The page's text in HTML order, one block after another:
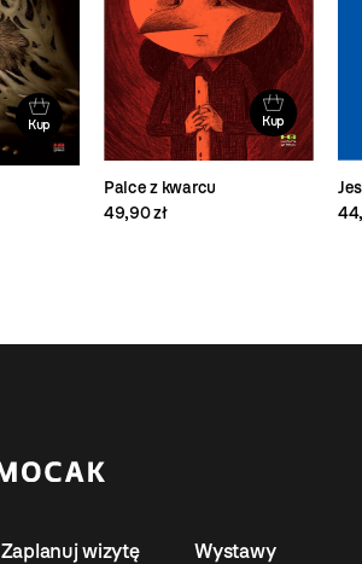
Kup Kup
Palce z kwarcu
49,90 zł
Zaplanuj wizytę Wystawy